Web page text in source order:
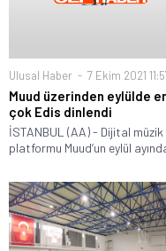
Ulusal Haber 7 Ekim 2021
Muud üzerinden eylülde
çok Edis dinlendi
İSTANBUL (AA) - Dijital müzik
platformu Muud’un eylül